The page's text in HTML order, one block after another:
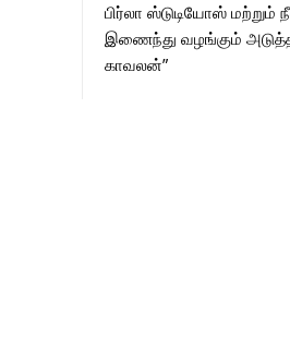
பிர்லா ஸ்டுடியோஸ் மற்றும்
இணைந்து வழங்கும்
காவலன்”